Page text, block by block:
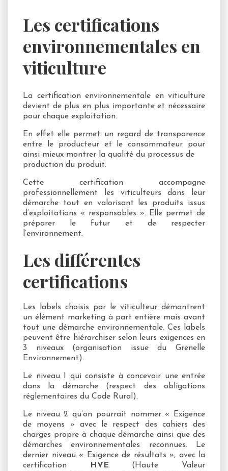
Les certifications
environnementales en
viticulture
La certification environnementale en viticulture
devient de plus en plus importante et nécessaire
pour chaque exploitation.
En effet elle permet un regard de transparence
entre le producteur et le consommateur pour
ainsi mieux montrer la qualité du processus de
production du produit.
Cette certification accompagne
professionnellement les viticulteurs dans leur
démarche tout en valorisant les produits issus
d’exploitations « responsables ». Elle permet de
préparer le futur et de respecter
l’environnement.
Les différentes
certifications
Les labels choisis par le viticulteur démontrent
un élément marketing à part entière mais avant
tout une démarche environnementale. Ces labels
peuvent être hiérarchiser selon leurs exigences en
3 niveaux (organisation issue du Grenelle
Environnement).
Le niveau 1 qui consiste à concevoir une entrée
dans la démarche (respect des obligations
réglementaires du Code Rural).
Le niveau 2 qu’on pourrait nommer « Exigence
de moyens » avec le respect des cahiers des
charges propre à chaque démarche ainsi que des
démarches environnementales reconnues. Le
dernier niveau « Exigence de résultats », avec la
certification
HVE (Haute Valeur